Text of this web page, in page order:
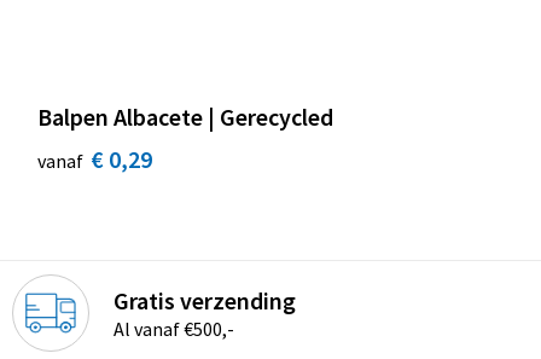
Balpen Albacete | Gerecycled
vanaf € 0,29
Gratis verzending
Al vanaf €500,-